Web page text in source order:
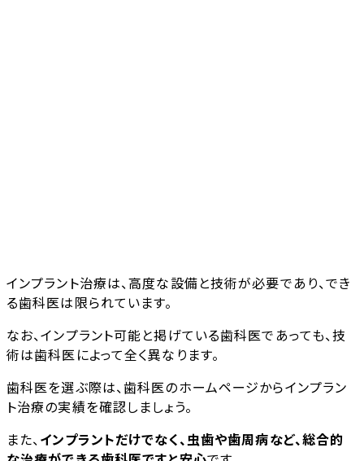
インプラント治療は、高度な設備と技術が必要であり、でき
る歯科医は限られています。
なお、インプラント可能と掲げている歯科医であっても、技
術は歯科医によって全く異なります。
歯科医を選ぶ際は、歯科医のホームページからインプラン
ト治療の実績を確認しましょう。
また、 インプラントだけでなく、虫歯や歯周病など、総合的